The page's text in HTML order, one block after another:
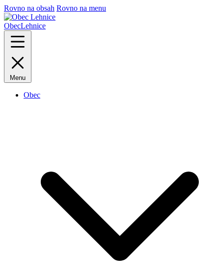
Rovno na obsah Rovno na menu
ObecLehnice
Menu
Obec